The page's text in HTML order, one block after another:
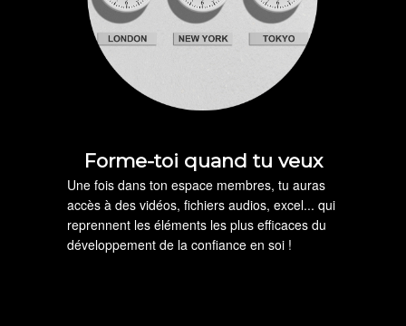
Forme-toi quand tu veux
Une fois dans ton espace membres, tu auras
accès à des vidéos, fichiers audios, excel... qui
reprennent les éléments les plus efficaces du
développement de la confiance en soi !